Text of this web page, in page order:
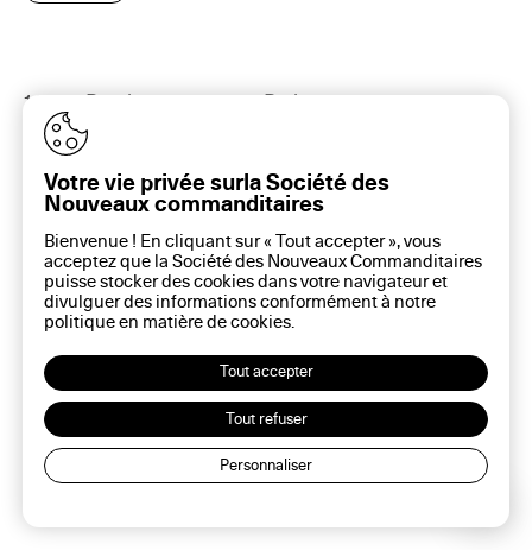
16 rue Rambuteau, 75003 Paris
Plan du site
Aide sur ce site
Gestion des cookies
Politique des cookies
Mentions légales
Votre vie privée surla Société des
Nouveaux commanditaires
Bienvenue ! En cliquant sur « Tout accepter », vous
acceptez que la Société des Nouveaux Commanditaires
puisse stocker des cookies dans votre navigateur et
divulguer des informations conformément à notre
politique en matière decookies.
Tout accepter
Tout refuser
Personnaliser